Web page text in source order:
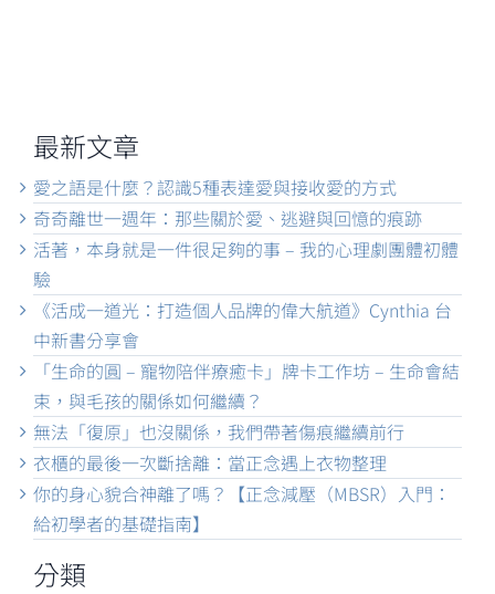
最新文章
愛之語是什麼？認識5種表達愛與接收愛的方式
奇奇離世一週年：那些關於愛、逃避與回憶的痕跡
活著，本身就是一件很足夠的事 – 我的心理劇團體初體
驗
《活成一道光：打造個人品牌的偉大航道》Cynthia 台
中新書分享會
「生命的圓 – 寵物陪伴療癒卡」牌卡工作坊 – 生命會結
束，與毛孩的關係如何繼續？
無法「復原」也沒關係，我們帶著傷痕繼續前行
衣櫃的最後一次斷捨離：當正念遇上衣物整理
你的身心貌合神離了嗎？【正念減壓（MBSR）入門：
給初學者的基礎指南】
分類